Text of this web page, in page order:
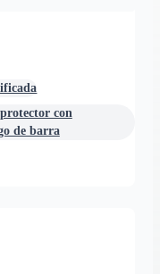
con
de barra